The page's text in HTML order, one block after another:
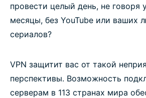
провести целый день, не говоря
месяцы, без YouTube или ваших
сериалов?
VPN защитит вас от такой
перспективы. Возможность
серверам в 113 странах мира